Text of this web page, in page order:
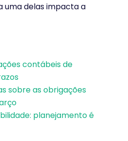
uma delas impacta a
contábeis de
sobre as obrigações
planejamento é